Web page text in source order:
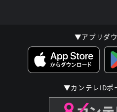
▼アプリダ
▼カンテレIDポ